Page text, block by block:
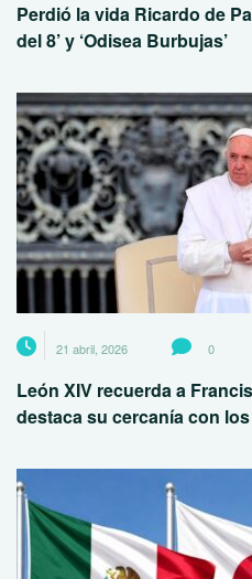
Perdió la vida Ricardo de
del 8’ y ‘Odisea Burbujas’
21 abril, 2026 0
León XIV recuerda a
destaca su cercanía con